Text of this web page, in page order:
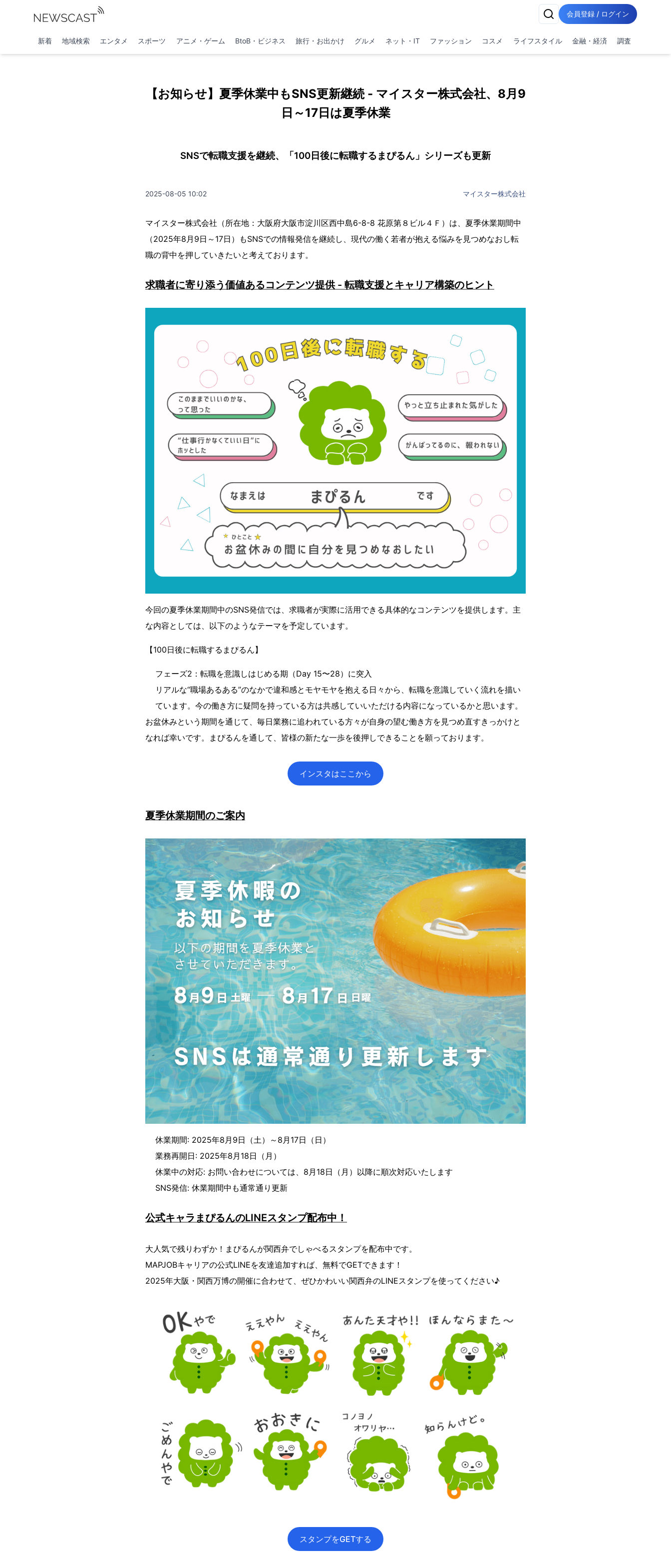
会員登録 / ログイン
新着 地域検索 エンタメ スポーツ アニメ・ゲーム BtoB・ビジネス 旅行・お出かけ グルメ ネット・IT ファッション コスメ ライフスタイル 金融・経済 調査
【お知らせ】夏季休業中もSNS更新継続 - マイスター株式会社、8月9
日～17日は夏季休業
SNSで転職支援を継続、「100日後に転職するまぴるん」シリーズも更新
2025-08-05 10:02 マイスター株式会社
マイスター株式会社（所在地：大阪府大阪市淀川区西中島6-8-8 花原第８ビル４Ｆ）は、夏季休業期間中
（2025年8月9日～17日）もSNSでの情報発信を継続し、現代の働く若者が抱える悩みを見つめなおし転
職の背中を押していきたいと考えております。
求職者に寄り添う価値あるコンテンツ提供 - 転職支援とキャリア構築のヒント
今回の夏季休業期間中のSNS発信では、求職者が実際に活用できる具体的なコンテンツを提供します。主
な内容としては、以下のようなテーマを予定しています。
【100日後に転職するまぴるん】
フェーズ2：転職を意識しはじめる期（Day 15〜28）に突入
リアルな“職場あるある”のなかで違和感とモヤモヤを抱える日々から、転職を意識していく流れを描い
ています。今の働き方に疑問を持っている方は共感していいただける内容になっているかと思います。
お盆休みという期間を通じて、毎日業務に追われている方々が自身の望む働き方を見つめ直すきっかけと
なれば幸いです。まぴるんを通して、皆様の新たな一歩を後押しできることを願っております。
インスタはここから
夏季休業期間のご案内
休業期間: 2025年8月9日（土）～8月17日（日）
業務再開日: 2025年8月18日（月）
休業中の対応: お問い合わせについては、8月18日（月）以降に順次対応いたします
SNS発信: 休業期間中も通常通り更新
公式キャラまぴるんのLINEスタンプ配布中！
大人気で残りわずか！まぴるんが関西弁でしゃべるスタンプを配布中です。
MAPJOBキャリアの公式LINEを友達追加すれば、無料でGETできます！
2025年大阪・関西万博の開催に合わせて、ぜひかわいい関西弁のLINEスタンプを使ってください♪
スタンプをGETする